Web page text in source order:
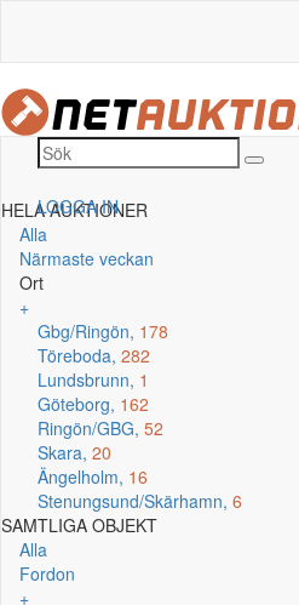
LOGGA IN
HELA AUKTIONER
Alla
Närmaste veckan
Ort
+
Gbg/Ringön, 178
Töreboda, 282
Lundsbrunn, 1
Göteborg, 162
Ringön/GBG, 52
Skara, 20
Ängelholm, 16
Stenungsund/Skärhamn, 6
SAMTLIGA OBJEKT
Alla
Fordon
+